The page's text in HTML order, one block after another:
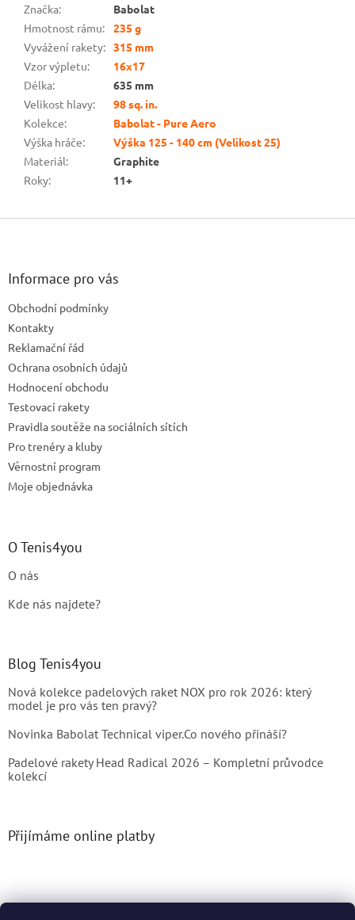
Značka:
Babolat
Hmotnost rámu:
235 g
Vyvážení rakety: 315 mm
Vzor výpletu:
16x17
Délka:
635 mm
Velikost hlavy:
98 sq. in.
Kolekce:
Babolat - Pure Aero
Výška hráče:
Výška 125 - 140 cm (Velikost 25)
Materiál:
Graphite
Roky: 11+
Z
Informace pro vás
Obchodní podmínky
Kontakty
Reklamační řád
Ochrana osobních údajů
Hodnocení obchodu
Testovací rakety
Pravidla soutěže na sociálních sítích
Pro trenéry a kluby
Věrnostní program
Moje objednávka
O Tenis4you
O nás
Kde nás najdete?
Blog Tenis4you
Nová kolekce padelových raket NOX pro rok 2026: který
model je pro vás ten pravý?
Novinka Babolat Technical viper.Co nového přináší?
Padelové rakety Head Radical 2026 – Kompletní průvodce
kolekcí
Přijímáme online platby